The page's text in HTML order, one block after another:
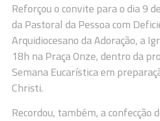
Reforçou o convite para o dia 9
da Pastoral da Pessoa com
Arquidiocesano da Adoração, a
18h na Praça Onze, dentro da
Semana Eucarística em
Christi.
Recordou, também, a confecção